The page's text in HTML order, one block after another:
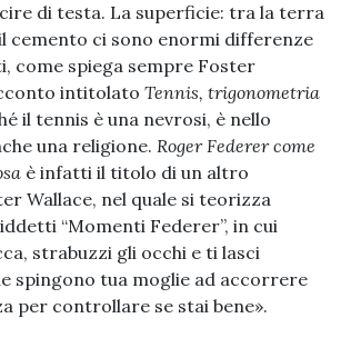
di testa. La superficie: tra la terra
cemento ci sono enormi differenze
come spiega sempre Foster
intitolato Tennis, trigonometria
il tennis è una nevrosi, è nello
una religione. Roger Federer come
è infatti il titolo di un altro
Wallace, nel quale si teorizza
“Momenti Federer”, in cui
strabuzzi gli occhi e ti lasci
spingono tua moglie ad accorrere
per controllare se stai bene».